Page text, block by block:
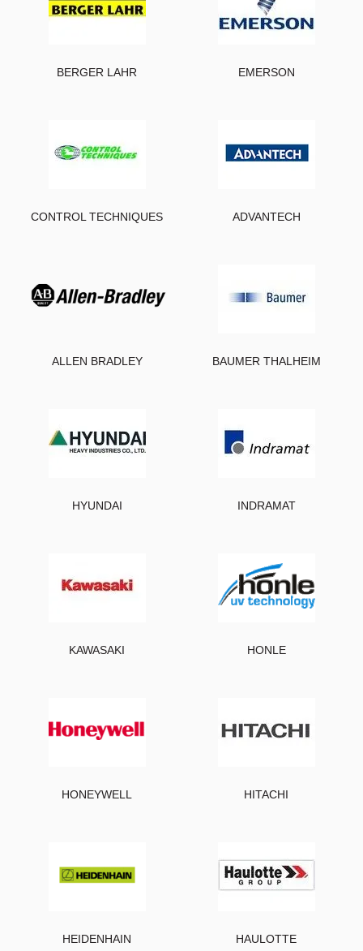
BERGER LAHR EMERSON
CONTROL TECHNIQUES ADVANTECH
ALLEN BRADLEY BAUMER THALHEIM
HYUNDAI INDRAMAT
KAWASAKI HONLE
HONEYWELL HITACHI
HEIDENHAIN HAULOTTE